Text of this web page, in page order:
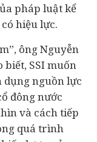
pháp luật kể
hiệu lực.
ông Nguyễn
biết, SSI muốn
dụng nguồn lực
đông nước
và cách tiếp
quá trình